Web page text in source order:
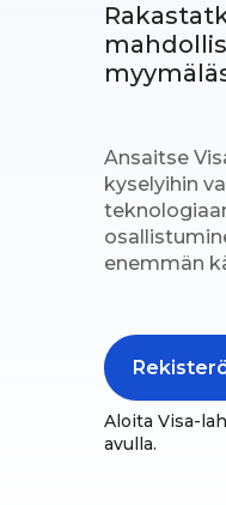
Ansaitse
kyselyihin
enemmän
Aloita Visa-
avulla.